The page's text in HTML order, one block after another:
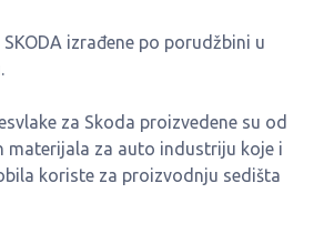
izrađene po porudžbini u
za Skoda proizvedene su od
materijala za auto industriju koje i
koriste za proizvodnju sedišta